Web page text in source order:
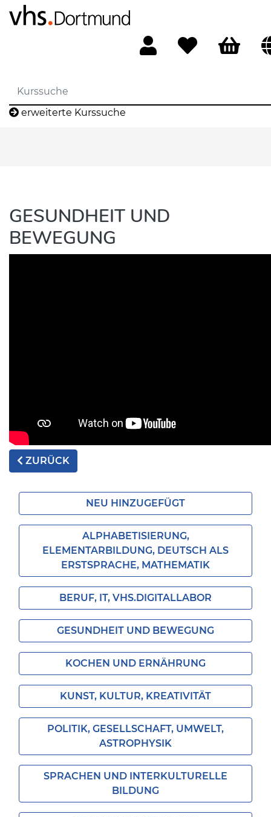
erweiterte Kurssuche
GESUNDHEIT UND
BEWEGUNG
ZURÜCK
NEU HINZUGEFÜGT
ALPHABETISIERUNG,
ELEMENTARBILDUNG, DEUTSCH ALS
ERSTSPRACHE, MATHEMATIK
BERUF, IT, VHS.DIGITALLABOR
GESUNDHEIT UND BEWEGUNG
KOCHEN UND ERNÄHRUNG
KUNST, KULTUR, KREATIVITÄT
POLITIK, GESELLSCHAFT, UMWELT,
ASTROPHYSIK
SPRACHEN UND INTERKULTURELLE
BILDUNG